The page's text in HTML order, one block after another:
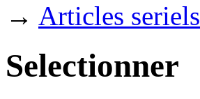
→ Articles seriels
Selectionner